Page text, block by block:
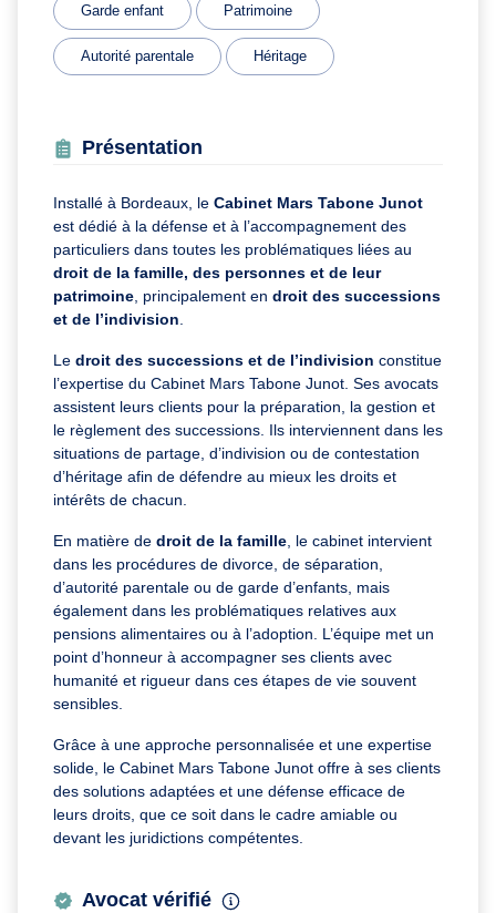
Garde enfant Patrimoine
Autorité parentale Héritage
Présentation
Installé à Bordeaux, le Cabinet Mars Tabone Junot
est dédié à la défense et à l’accompagnement des
particuliers dans toutes les problématiques liées au
droit de la famille, des personnes et de leur
patrimoine, principalement en droit des successions
et de l’indivision.
Le droit des successions et de l’indivision constitue
l’expertise du Cabinet Mars Tabone Junot. Ses avocats
assistent leurs clients pour la préparation, la gestion et
le règlement des successions. Ils interviennent dans les
situations de partage, d’indivision ou de contestation
d’héritage afin de défendre au mieux les droits et
intérêts de chacun.
En matière de droit de la famille, le cabinet intervient
dans les procédures de divorce, de séparation,
d’autorité parentale ou de garde d’enfants, mais
également dans les problématiques relatives aux
pensions alimentaires ou à l’adoption. L’équipe met un
point d’honneur à accompagner ses clients avec
humanité et rigueur dans ces étapes de vie souvent
sensibles.
Grâce à une approche personnalisée et une expertise
solide, le Cabinet Mars Tabone Junot offre à ses clients
des solutions adaptées et une défense efficace de
leurs droits, que ce soit dans le cadre amiable ou
devant les juridictions compétentes.
Avocat vérifié